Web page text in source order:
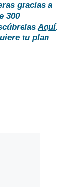
gracias a
300
Aquí.
tu plan